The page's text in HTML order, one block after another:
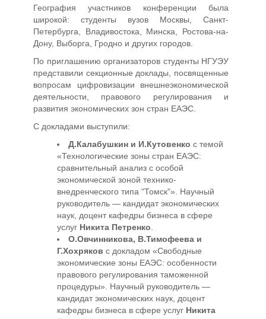
География участников конференции была
широкой: студенты вузов Москвы, Санкт-
Петербурга, Владивостока, Минска, Ростова-на-
Дону, Выборга, Гродно и других городов.
По приглашению организаторов студенты НГУЭУ
представили секционные доклады, посвященные
вопросам цифровизации внешнеэкономической
деятельности, правового регулирования и
развития экономических зон стран ЕАЭС.
С докладами выступили:
Д.Калабушкин и И.Кутовенко с темой
«Технологические зоны стран ЕАЭС:
сравнительный анализ с особой
экономической зоной технико-
внедренческого типа "Томск"». Научный
руководитель — кандидат экономических
наук, доцент кафедры бизнеса в сфере
услуг Никита Петренко
О.Овчинникова, В.Тимофеева и
Г.Хохряков с докладом «Свободные
экономические зоны ЕАЭС: особенности
правового регулирования таможенной
процедуры». Научный руководитель —
кандидат экономических наук, доцент
кафедры бизнеса в сфере услуг Никита